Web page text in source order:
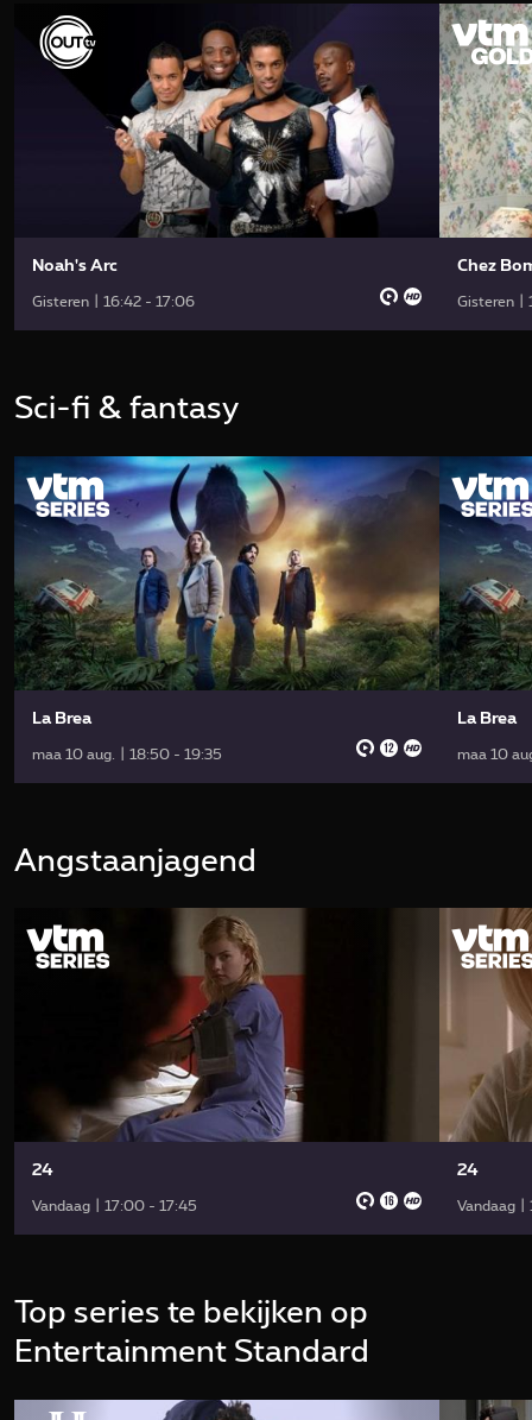
Noah's Arc
Gisteren | 16:42 - 17:06
Chez
Gisteren |
Sci-fi & fantasy
La Brea
maa 10 aug. | 18:50 - 19:35
La Brea
maa 10
Angstaanjagend
24
Vandaag | 17:00 - 17:45
24
Vandaag |
Top series te bekijken op
Entertainment Standard